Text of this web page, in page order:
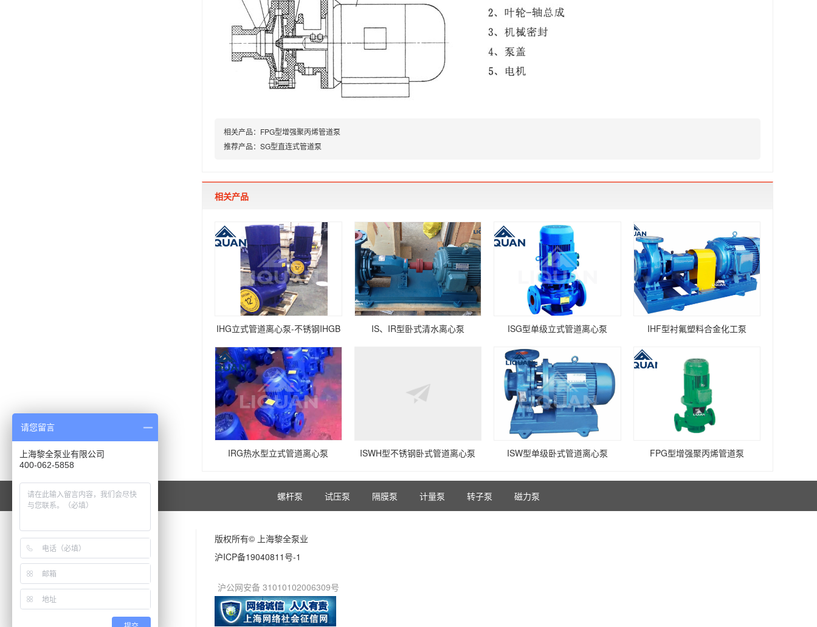
相关产品： FPG型增强聚丙烯管道泵
推荐产品： SG型直连式管道泵
相关产品
IHG立式管道离心泵-不锈钢IHGB IS、IR型卧式清水离心泵 ISG型单级立式管道离心泵 IHF型衬氟塑料合金化工泵
IRG热水型立式管道离心泵 ISWH型不锈钢卧式管道离心泵 ISW型单级卧式管道离心泵 FPG型增强聚丙烯管道泵
螺杆泵 试压泵 隔膜泵 计量泵 转子泵 磁力泵
版权所有© 上海黎全泵业
沪ICP备19040811号-1
沪公网安备 31010102006309号
请您留言
上海黎全泵业有限公司
400-062-5858